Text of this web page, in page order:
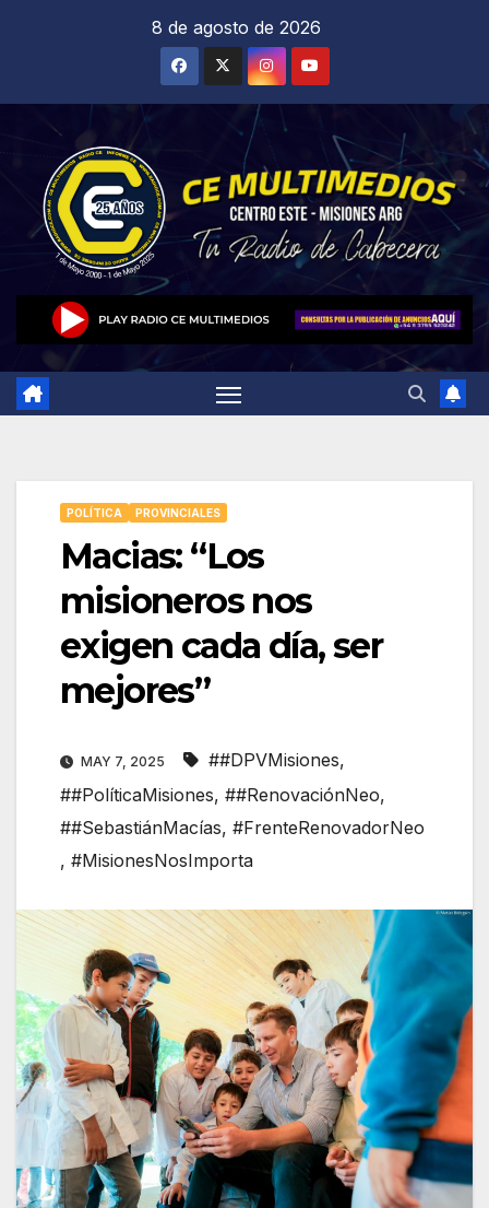
8 de agosto de 2026
POLÍTICA PROVINCIALES
Macias: “Los
misioneros nos
exigen cada día, ser
mejores”
MAY 7, 2025 ##DPVMisiones,
##PolíticaMisiones, ##RenovaciónNeo,
##SebastiánMacías, #FrenteRenovadorNeo
, #MisionesNosImporta